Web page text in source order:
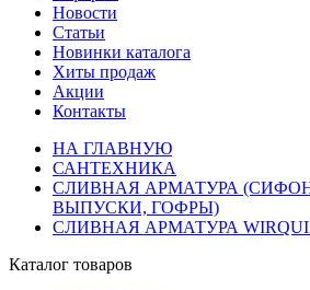
Новости
Статьи
Новинки каталога
Хиты продаж
Акции
Контакты
НА ГЛАВНУЮ
САНТЕХНИКА
СЛИВНАЯ АРМАТУРА
ВЫПУСКИ, ГОФРЫ)
СЛИВНАЯ АРМАТУРА
Каталог товаров